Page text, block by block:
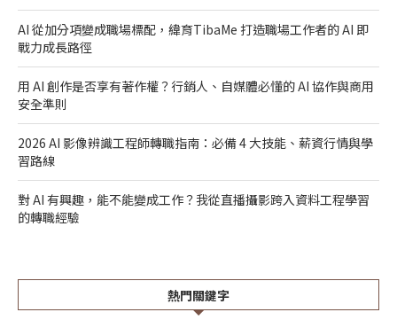
AI 從加分項變成職場標配，緯育TibaMe 打造職場工作者的 AI 即
戰力成長路徑
用 AI 創作是否享有著作權？行銷人、自媒體必懂的 AI 協作與商用
安全準則
2026 AI 影像辨識工程師轉職指南：必備 4 大技能、薪資行情與學
習路線
對 AI 有興趣，能不能變成工作？我從直播攝影跨入資料工程學習
的轉職經驗
熱門關鍵字